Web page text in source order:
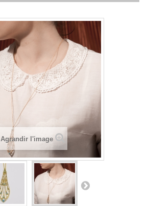
Agrandir l'image